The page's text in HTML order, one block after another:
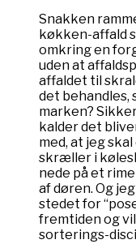
Snakken
køkken-affald
omkring en
uden at
affaldet til
det behandles,
marken?
kalder det
med, at jeg
skræller i
nede på et
af døren. Og
stedet for
fremtiden og
sorterings-